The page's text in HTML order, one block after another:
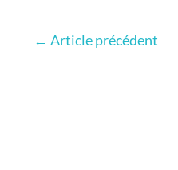
← Article précédent